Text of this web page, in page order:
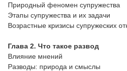
Природный феномен супружества
Этапы супружества и их задачи
Возрастные кризисы супружеских
Глава 2. Что такое развод
Влияние мнений
Разводы: природа и смыслы